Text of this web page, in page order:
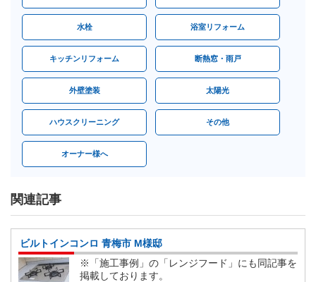
水栓 浴室リフォーム
キッチンリフォーム 断熱窓・雨戸
外壁塗装 太陽光
ハウスクリーニング その他
オーナー様へ
関連記事
ビルトインコンロ 青梅市 M様邸
※「施工事例」の「レンジフード」にも同記事を
掲載しております。